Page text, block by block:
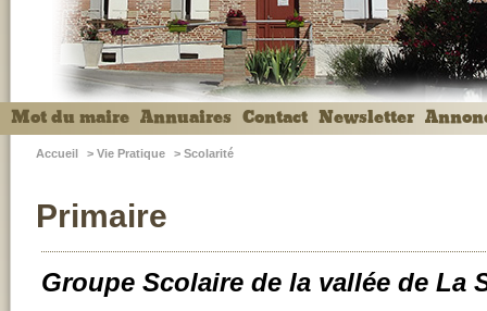
Mot du maire Annuaires Contact Newsletter
Accueil > Vie Pratique > Scolarité
Primaire
Groupe Scolaire de la vallée de La